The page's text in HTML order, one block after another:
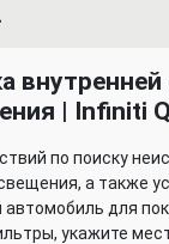
| Infiniti
по поиску
а также
для
укажите